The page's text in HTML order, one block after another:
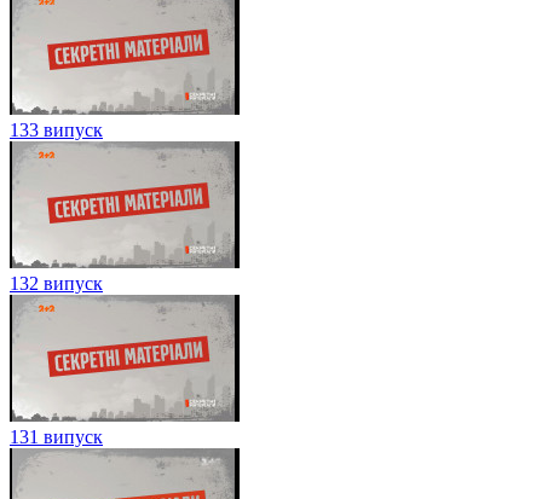
133 випуск
132 випуск
131 випуск